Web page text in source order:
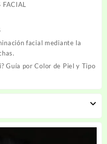
facial mediante la
Guía por Color de Piel y Tipo